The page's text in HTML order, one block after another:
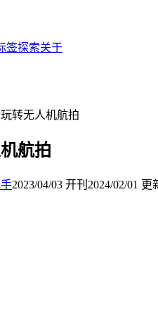
签探索关于
转无人机航拍
航拍
2023/04/03 开刊 2024/02/01 更